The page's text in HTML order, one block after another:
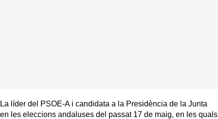
La líder del PSOE-A i candidata a la Presidència de la Junta
en les eleccions andaluses del passat 17 de maig, en les quals